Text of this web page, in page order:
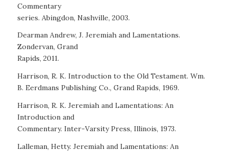
Commentary
series. Abingdon, Nashville, 2003.
Dearman Andrew, J. Jeremiah and Lamentations.
Zondervan, Grand
Rapids, 2011.
Harrison, R. K. Introduction to the Old Testament. Wm.
B. Eerdmans Publishing Co., Grand Rapids, 1969.
Harrison, R. K. Jeremiah and Lamentations: An
Introduction and
Commentary. Inter-Varsity Press, Illinois, 1973.
Lalleman, Hetty. Jeremiah and Lamentations: An